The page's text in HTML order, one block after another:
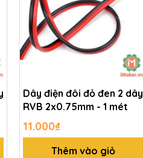
Dây điện đôi đỏ đen 2 dây
RVB 2x0.75mm - 1 mét
11.000₫
Thêm vào giỏ